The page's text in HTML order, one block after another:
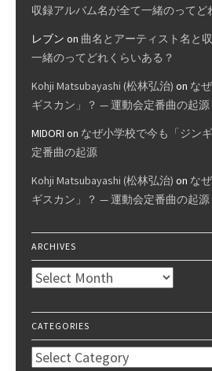
収録アルバム名が全て一緒のってど
レブン on 曲名とアーティスト名と
一緒のってどれくらいある？
Kohji Matsubayashi (松林弘治) on な
ギスカン」？ — 運動会定番曲の起源
MIDORI on なぜ小学校で今も「ジン
定番曲の起源
Kohji Matsubayashi (松林弘治) on な
ギスカン」？ — 運動会定番曲の起源
ARCHIVES
Archives
CATEGORIES
Categories